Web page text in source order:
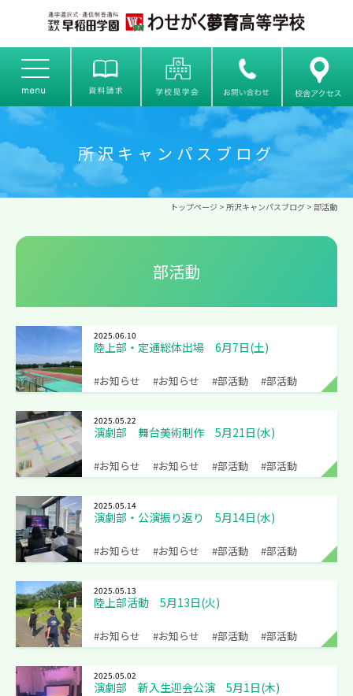
所沢キャンパスブログ
トップページ > 所沢キャンパスブログ > 部活動
部活動
2025.06.10
#お知らせ #お知らせ #部活動 #部活動
陸上部・定通総体出場 6月7日(土)
2025.05.22
#お知らせ #お知らせ #部活動 #部活動
演劇部 舞台美術制作 5月21日(水)
2025.05.14
#お知らせ #お知らせ #部活動 #部活動
演劇部・公演振り返り 5月14日(水)
2025.05.13
#お知らせ #お知らせ #部活動 #部活動
陸上部活動 5月13日(火)
2025.05.02
演劇部 新入生迎会公演 5月1日(木)